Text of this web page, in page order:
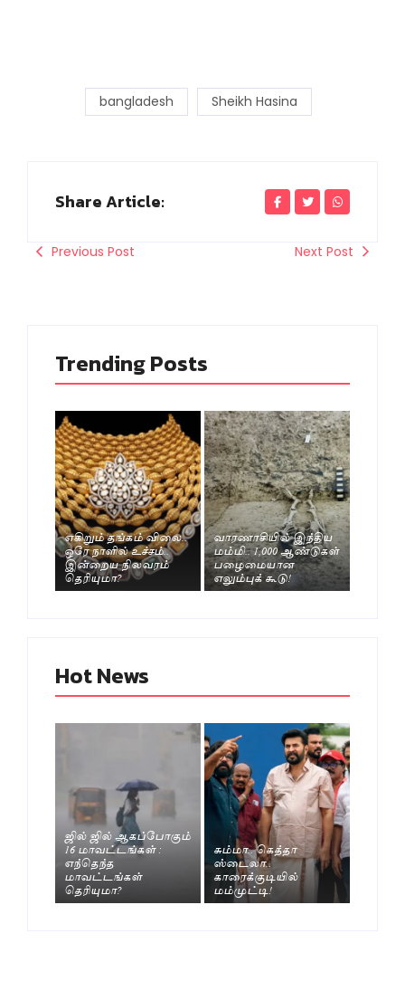
bangladesh Sheikh Hasina
Share Article:
Previous Post Next Post
Trending Posts
எகிறும் தங்கம் விலை..
ஒரே நாளில் உச்சம்..
இன்றைய நிலவரம்
தெரியுமா?
வாரணாசியில் இந்திய
மம்மி.. 1,000 ஆண்டுகள்
பழைமையான
எலும்புக் கூடு!
Hot News
ஜில் ஜில் ஆகப்போகும்
16 மாவட்டங்கள் :
எந்தெந்த
மாவட்டங்கள்
தெரியுமா?
சும்மா.. கெத்தா
ஸ்டைலா..
காரைக்குடியில்
மம்முட்டி!